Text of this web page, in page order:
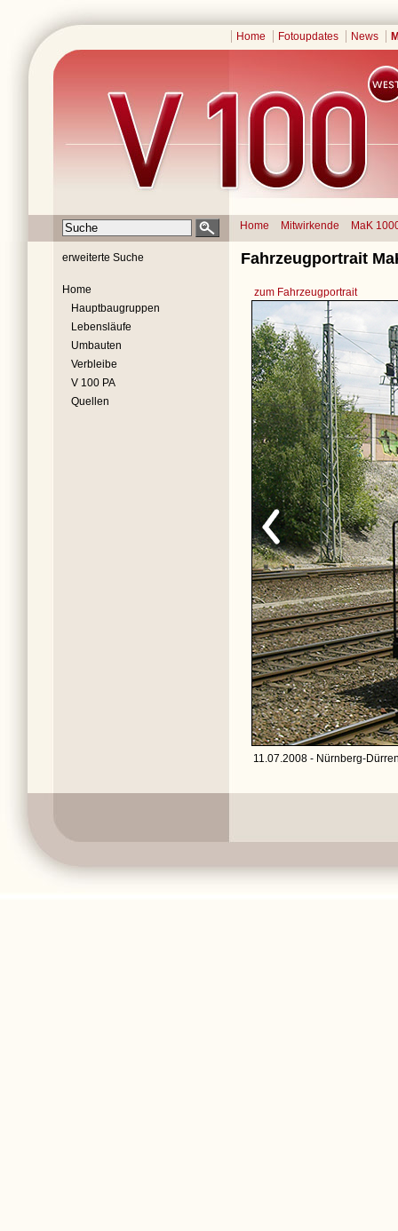
Home Fotoupdates News
Home Mitwirkende MaK
erweiterte Suche
Home
Hauptbaugruppen
Lebensläufe
Umbauten
Verbleibe
V 100 PA
Quellen
Fahrzeugportrait
zum Fahrzeugportrait
11.07.2008 - Nürnberg-